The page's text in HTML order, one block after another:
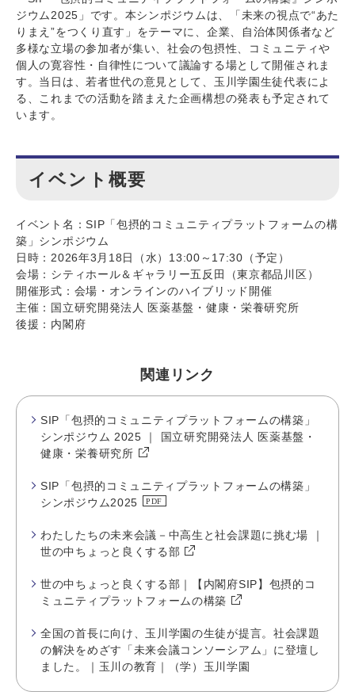
ジウム2025」です。本シンポジウムは、「未来の視点で“あた
りまえ”をつくり直す」をテーマに、企業、自治体関係者など
多様な立場の参加者が集い、社会の包摂性、コミュニティや
個人の寛容性・自律性について議論する場として開催されま
す。当日は、若者世代の意見として、玉川学園生徒代表によ
る、これまでの活動を踏まえた企画構想の発表も予定されて
います。
イベント概要
イベント名：SIP「包摂的コミュニティプラットフォームの構
築」シンポジウム
日時：2026年3月18日（水）13:00～17:30（予定）
会場：シティホール＆ギャラリー五反田（東京都品川区）
開催形式：会場・オンラインのハイブリッド開催
主催：国立研究開発法人 医薬基盤・健康・栄養研究所
後援：内閣府
関連リンク
SIP「包摂的コミュニティプラットフォームの構築」
シンポジウム 2025 ｜ 国立研究開発法人 医薬基盤・
健康・栄養研究所
SIP「包摂的コミュニティプラットフォームの構築」
シンポジウム2025
わたしたちの未来会議－中高生と社会課題に挑む場 ｜
世の中ちょっと良くする部
世の中ちょっと良くする部｜【内閣府SIP】包摂的コ
ミュニティプラットフォームの構築
全国の首長に向け、玉川学園の生徒が提言。社会課題
の解決をめざす「未来会議コンソーシアム」に登壇し
ました。｜玉川の教育｜（学）玉川学園